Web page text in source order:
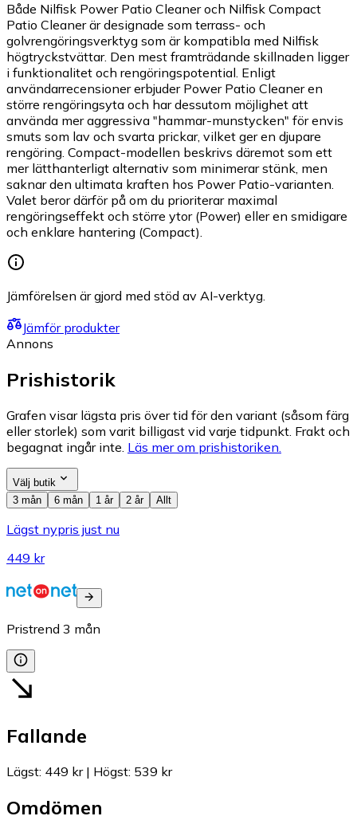
Både Nilfisk Power Patio Cleaner och Nilfisk Compact
Patio Cleaner är designade som terrass- och
golvrengöringsverktyg som är kompatibla med Nilfisk
högtryckstvättar. Den mest framträdande skillnaden ligger
i funktionalitet och rengöringspotential. Enligt
användarrecensioner erbjuder Power Patio Cleaner en
större rengöringsyta och har dessutom möjlighet att
använda mer aggressiva "hammar-munstycken" för envis
smuts som lav och svarta prickar, vilket ger en djupare
rengöring. Compact-modellen beskrivs däremot som ett
mer lätthanterligt alternativ som minimerar stänk, men
saknar den ultimata kraften hos Power Patio-varianten.
Valet beror därför på om du prioriterar maximal
rengöringseffekt och större ytor (Power) eller en smidigare
och enklare hantering (Compact).
Jämförelsen är gjord med stöd av AI-verktyg.
Jämför produkter
Annons
Prishistorik
Grafen visar lägsta pris över tid för den variant (såsom färg
eller storlek) som varit billigast vid varje tidpunkt. Frakt och
begagnat ingår inte. Läs mer om prishistoriken.
Välj butik
3 mån
6 mån 1 år 2 år Allt
Lägst nypris just nu
449 kr
Pristrend 3 mån
Fallande
Lägst: 449 kr| Högst: 539 kr
Omdömen